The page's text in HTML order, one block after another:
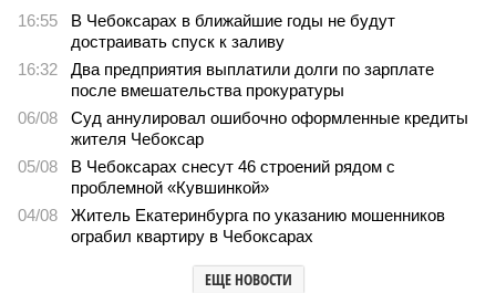
16:55
В Чебоксарах в ближайшие годы не будут
достраивать спуск к заливу
16:32
Два предприятия выплатили долги по зарплате
после вмешательства прокуратуры
06/08
Суд аннулировал ошибочно оформленные кредиты
жителя Чебоксар
05/08
В Чебоксарах снесут 46 строений рядом с
проблемной «Кувшинкой»
04/08
Житель Екатеринбурга по указанию мошенников
ограбил квартиру в Чебоксарах
ЕЩЕ НОВОСТИ